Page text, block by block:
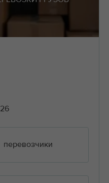
перевозчики